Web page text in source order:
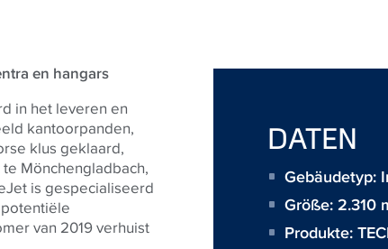
en hangars
in het leveren en
kantoorpanden,
klus geklaard,
Mönchengladbach,
is gespecialiseerd
van 2019 verhuist
DATEN
Gebäudetyp:
Größe:2.310
Produkte: